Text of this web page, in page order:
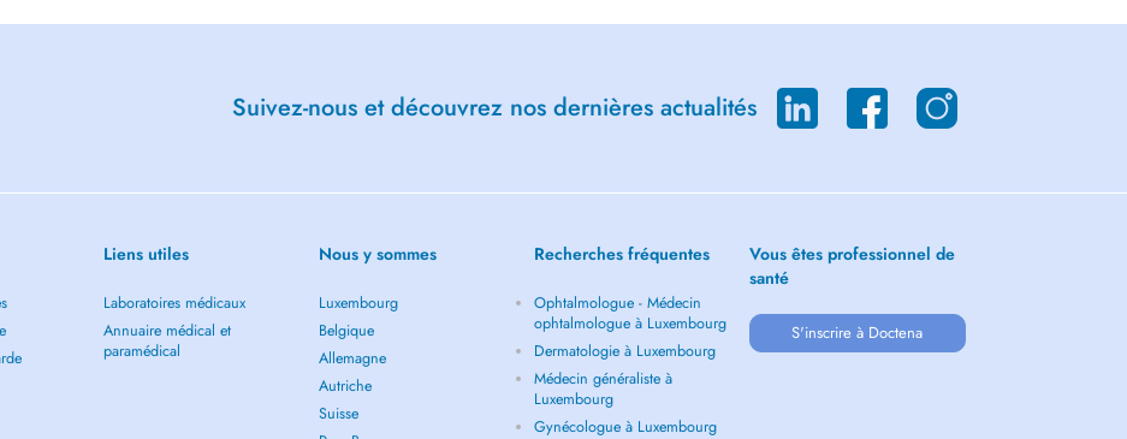
Suivez-nous et découvrez nos dernières actualités
Liens utiles
Laboratoires médicaux
Annuaire médical et
paramédical
Nous y sommes
Luxembourg
Belgique
Allemagne
Autriche
Suisse
Recherches fréquentes
Ophtalmologue - Médecin
ophtalmologue à Luxembourg
Dermatologie à Luxembourg
Médecin généraliste à
Luxembourg
Gynécologue à Luxembourg
Vous êtes professionnel de
santé
S'inscrire à Doctena